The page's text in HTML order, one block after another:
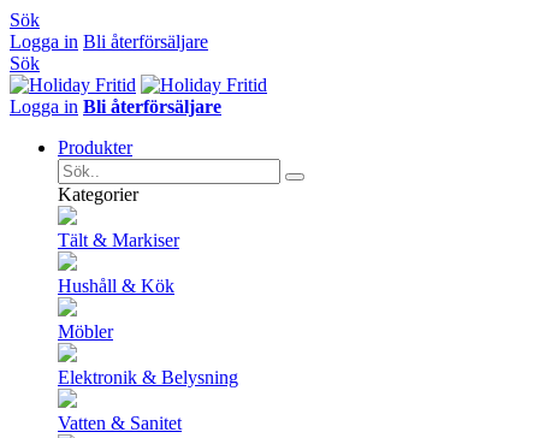
Sök
Logga in Bli återförsäljare
Sök
Logga in Bli återförsäljare
Produkter
Kategorier
Tält & Markiser
Hushåll & Kök
Möbler
Elektronik & Belysning
Vatten & Sanitet